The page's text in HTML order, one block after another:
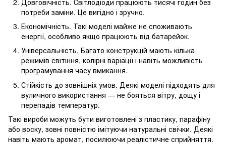
потреби заміни. Це вигідно і зручно.
Економічність. Такі моделі майже не споживають
енергії, особливо якщо працюють від батарейок.
Універсальність. Багато конструкцій мають кілька
режимів світіння, колірні варіації і навіть можливість
програмування часу вмикання.
Стійкість до зовнішніх умов. Деякі моделі підходять для
вуличного використання — не бояться вітру, дощу і
перепадів температур.
Такі вироби можуть бути виготовлені з пластику, парафіну
або воску, зовні повністю імітуючи натуральні свічки. Деякі
навіть мають аромат, посилюючи реалістичне сприйняття.